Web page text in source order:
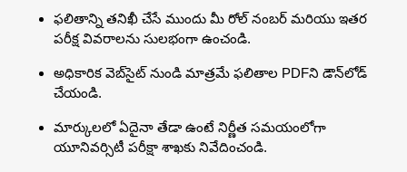
ఫలితాన్ని తనిఖీ చేసే ముందు మీ రోల్ నంబర్ మరియు ఇతర
పరీక్ష వివరాలను సులభంగా ఉంచండి.
అధికారిక వెబ్‌సైట్ నుండి మాత్రమే ఫలితాల PDFని డౌన్‌లోడ్
చేయండి.
మార్కులలో ఏదైనా తేడా ఉంటే నిర్ణీత సమయంలోగా
యూనివర్సిటీ పరీక్షా శాఖకు నివేదించండి.